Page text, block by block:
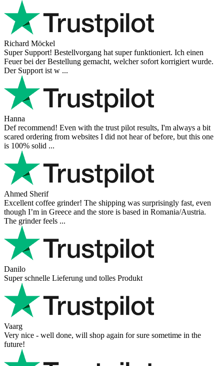
Richard Möckel
Super Support! Bestellvorgang hat super funktioniert. Ich einen
Feuer bei der Bestellung gemacht, welcher sofort korrigiert wurde.
Der Support ist w ...
Hanna
Def recommend! Even with the trust pilot results, I'm always a bit
scared ordering from websites I did not hear of before, but this one
is 100% solid ...
Ahmed Sherif
Excellent coffee grinder! The shipping was surprisingly fast, even
though I’m in Greece and the store is based in Romania/Austria.
The grinder feels ...
Danilo
Super schnelle Lieferung und tolles Produkt
Vaarg
Very nice - well done, will shop again for sure sometime in the
future!